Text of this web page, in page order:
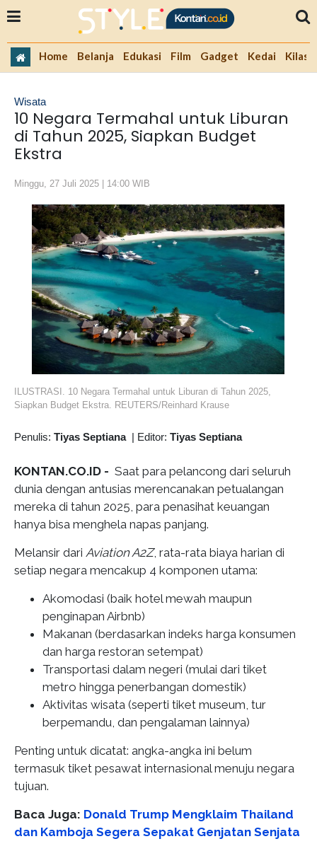
Home Belanja Edukasi Film Gadget Kedai Kilas
Wisata
10 Negara Termahal untuk Liburan
di Tahun 2025, Siapkan Budget
Ekstra
Minggu, 27 Juli 2025 | 14:00 WIB
ILUSTRASI. 10 Negara Termahal untuk Liburan di Tahun 2025,
Siapkan Budget Ekstra. REUTERS/Reinhard Krause
Penulis: Tiyas Septiana| Editor: Tiyas Septiana
KONTAN.CO.ID - Saat para pelancong dari seluruh
dunia dengan antusias merencanakan petualangan
mereka di tahun 2025, para penasihat keuangan
hanya bisa menghela napas panjang.
Melansir dari Aviation A2Z, rata-rata biaya harian di
setiap negara mencakup 4 komponen utama:
Akomodasi (baik hotel mewah maupun
penginapan Airbnb)
Makanan (berdasarkan indeks harga konsumen
dan harga restoran setempat)
Transportasi dalam negeri (mulai dari tiket
metro hingga penerbangan domestik)
Aktivitas wisata (seperti tiket museum, tur
berpemandu, dan pengalaman lainnya)
Penting untuk dicatat: angka-angka ini belum
termasuk tiket pesawat internasional menuju negara
tujuan.
Baca Juga: Donald Trump Mengklaim Thailand
dan Kamboja Segera Sepakat Genjatan Senjata